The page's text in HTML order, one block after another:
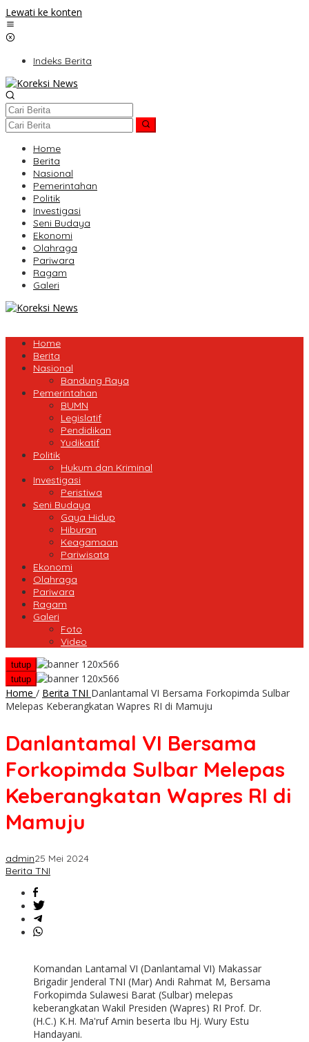
Lewati ke konten
Indeks Berita
Home
Berita
Nasional
Pemerintahan
Politik
Investigasi
Seni Budaya
Ekonomi
Olahraga
Pariwara
Ragam
Galeri
Home
Berita
Nasional
Bandung Raya
Pemerintahan
BUMN
Legislatif
Pendidikan
Yudikatif
Politik
Hukum dan Kriminal
Investigasi
Peristiwa
Seni Budaya
Gaya Hidup
Hiburan
Keagamaan
Pariwisata
Ekonomi
Olahraga
Pariwara
Ragam
Galeri
Foto
Video
tutup
tutup
Home / Berita TNI Danlantamal VI Bersama Forkopimda Sulbar
Melepas Keberangkatan Wapres RI di Mamuju
Danlantamal VI Bersama
Forkopimda Sulbar Melepas
Keberangkatan Wapres RI di
Mamuju
admin25 Mei 2024
Berita TNI
Komandan Lantamal VI (Danlantamal VI) Makassar
Brigadir Jenderal TNI (Mar) Andi Rahmat M, Bersama
Forkopimda Sulawesi Barat (Sulbar) melepas
keberangkatan Wakil Presiden (Wapres) RI Prof. Dr.
(H.C.) K.H. Ma'ruf Amin beserta Ibu Hj. Wury Estu
Handayani.